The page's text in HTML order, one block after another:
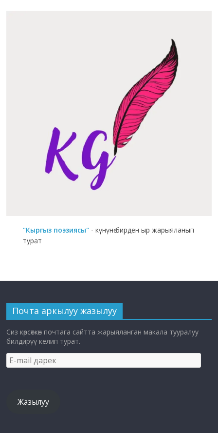
"Кыргыз поэзиясы" - күнүнө бирден ыр жарыяланып
турат
Почта аркылуу жазылуу
Сиз көрсөткөн почтага сайтта жарыяланган макала тууралуу
билдирүү келип турат.
E-
mail
Жазылуу